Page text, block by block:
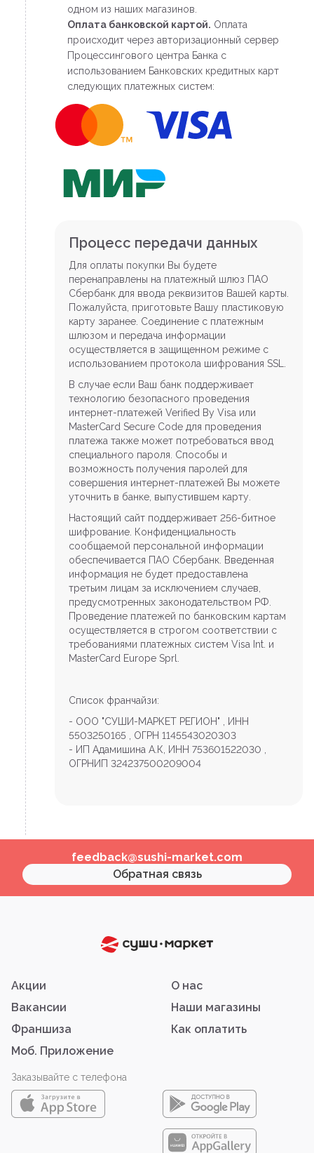
одном из наших магазинов.
Оплата банковской картой. Оплата
происходит через авторизационный сервер
Процессингового центра Банка с
использованием Банковских кредитных карт
следующих платежных систем:
Процесс передачи данных
Для оплаты покупки Вы будете
перенаправлены на платежный шлюз ПАО
Сбербанк для ввода реквизитов Вашей карты.
Пожалуйста, приготовьте Вашу пластиковую
карту заранее. Соединение с платежным
шлюзом и передача информации
осуществляется в защищенном режиме с
использованием протокола шифрования SSL.
В случае если Ваш банк поддерживает
технологию безопасного проведения
интернет-платежей Verified By Visa или
MasterCard Secure Code для проведения
платежа также может потребоваться ввод
специального пароля. Способы и
возможность получения паролей для
совершения интернет-платежей Вы можете
уточнить в банке, выпустившем карту.
Настоящий сайт поддерживает 256-битное
шифрование. Конфиденциальность
сообщаемой персональной информации
обеспечивается ПАО Сбербанк. Введенная
информация не будет предоставлена
третьим лицам за исключением случаев,
предусмотренных законодательством РФ.
Проведение платежей по банковским картам
осуществляется в строгом соответствии с
требованиями платежных систем Visa Int. и
MasterCard Europe Sprl.
Список франчайзи:
- ООО "СУШИ-МАРКЕТ РЕГИОН" , ИНН
5503250165 , ОГРН 1145543020303
- ИП Адамишина А.К, ИНН 753601522030 ,
ОГРНИП 324237500209004
feedback@sushi-market.com
Обратная связь
Акции
О нас
Вакансии
Наши магазины
Франшиза
Как оплатить
Моб. Приложение
Заказывайте с телефона